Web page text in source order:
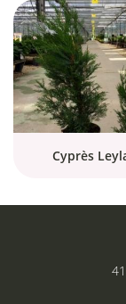
Cyprès